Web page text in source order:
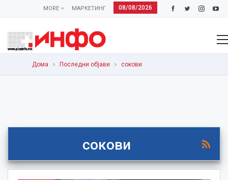
08/08/2026
МАРКЕТИНГ
MORE
Дома Последни објави сокови
сокови